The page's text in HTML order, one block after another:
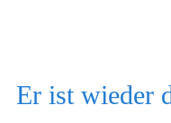
Er ist wieder